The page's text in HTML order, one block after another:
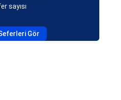
sayısı
Gör